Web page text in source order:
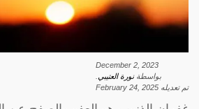
December 2, 2023
بواسطةنورة العتيبي
تم تعديله February 24, 2025